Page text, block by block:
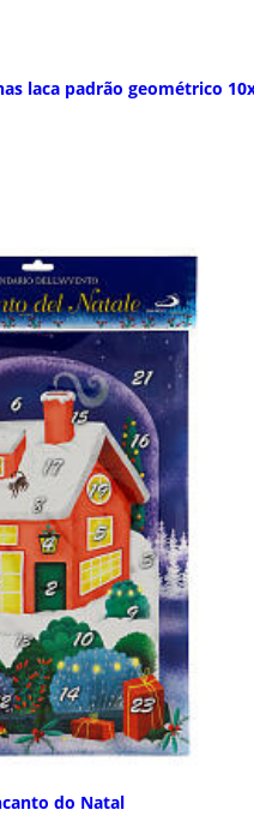
laca padrão geométrico
do Natal